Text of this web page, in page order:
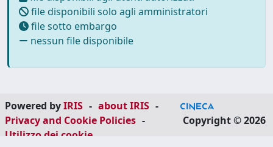
file disponibili solo agli amministratori
file sotto embargo
nessun file disponibile
Powered byIRIS - about IRIS -
Privacy and Cookie Policies -
Utilizzo dei cookie
Copyright © 2026